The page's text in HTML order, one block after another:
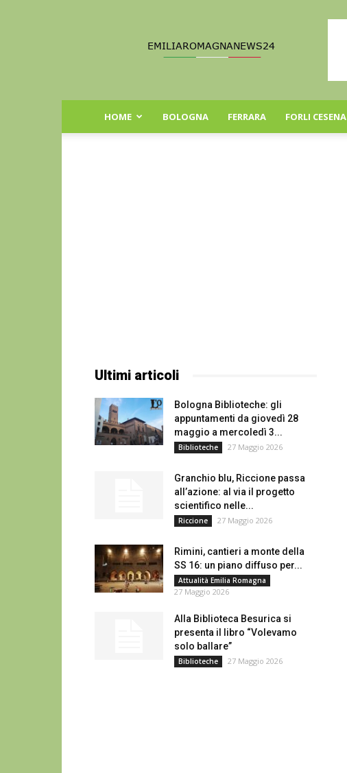
Romagna
HOME BOLOGNA FERRARA FORLI CESENA
Ultimi articoli
Bologna Biblioteche: gli
appuntamenti da giovedì 28
maggio a mercoledì 3...
Biblioteche 27 Maggio 2026
Granchio blu, Riccione passa
all’azione: al via il progetto
scientifico nelle...
Riccione 27 Maggio 2026
Rimini, cantieri a monte della
SS 16: un piano diffuso per...
Attualità Emilia Romagna
27 Maggio 2026
Alla Biblioteca Besurica si
presenta il libro “Volevamo
solo ballare”
Biblioteche 27 Maggio 2026